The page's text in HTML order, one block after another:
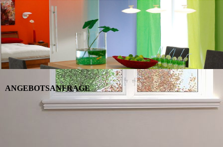
ANGEBOTSANFRAGE